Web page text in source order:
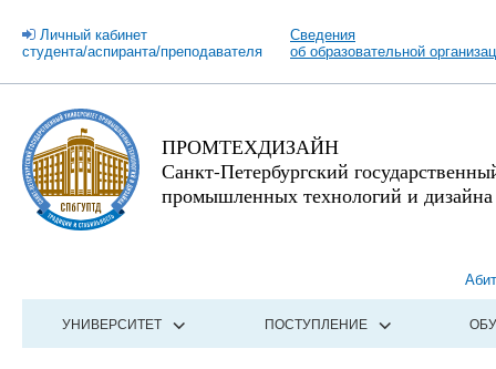
Личный кабинет
студента/аспиранта/преподавателя
Сведения
об образовательной
ПРОМТЕХДИЗАЙН
Санкт-Петербургский
промышленных технологий и дизайна
УНИВЕРСИТЕТ ПОСТУПЛЕНИЕ